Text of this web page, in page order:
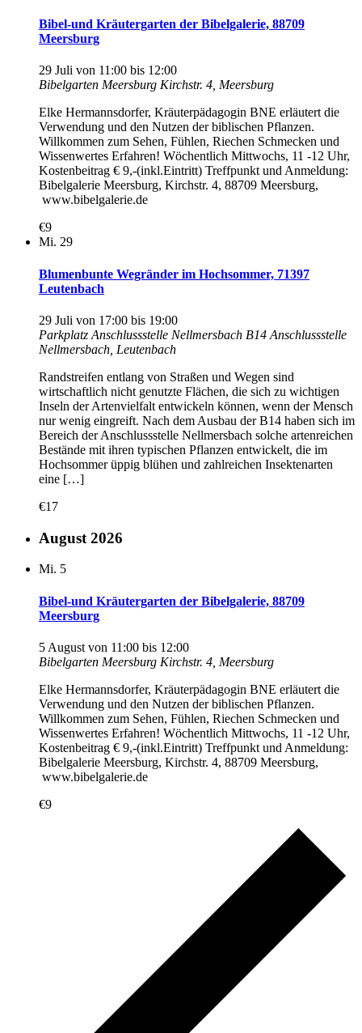
Bibel-und Kräutergarten der Bibelgalerie, 88709
Meersburg
29 Juli von 11:00 bis 12:00
Bibelgarten Meersburg Kirchstr. 4, Meersburg
Elke Hermannsdorfer, Kräuterpädagogin BNE erläutert die
Verwendung und den Nutzen der biblischen Pflanzen.
Willkommen zum Sehen, Fühlen, Riechen Schmecken und
Wissenwertes Erfahren! Wöchentlich Mittwochs, 11 -12 Uhr,
Kostenbeitrag € 9,-(inkl.Eintritt) Treffpunkt und Anmeldung:
Bibelgalerie Meersburg, Kirchstr. 4, 88709 Meersburg,
www.bibelgalerie.de
€9
Mi. 29
Blumenbunte Wegränder im Hochsommer, 71397
Leutenbach
29 Juli von 17:00 bis 19:00
Parkplatz Anschlussstelle Nellmersbach B14 Anschlussstelle
Nellmersbach, Leutenbach
Randstreifen entlang von Straßen und Wegen sind
wirtschaftlich nicht genutzte Flächen, die sich zu wichtigen
Inseln der Artenvielfalt entwickeln können, wenn der Mensch
nur wenig eingreift. Nach dem Ausbau der B14 haben sich im
Bereich der Anschlussstelle Nellmersbach solche artenreichen
Bestände mit ihren typischen Pflanzen entwickelt, die im
Hochsommer üppig blühen und zahlreichen Insektenarten
eine […]
€17
August 2026
Mi. 5
Bibel-und Kräutergarten der Bibelgalerie, 88709
Meersburg
5 August von 11:00 bis 12:00
Bibelgarten Meersburg Kirchstr. 4, Meersburg
Elke Hermannsdorfer, Kräuterpädagogin BNE erläutert die
Verwendung und den Nutzen der biblischen Pflanzen.
Willkommen zum Sehen, Fühlen, Riechen Schmecken und
Wissenwertes Erfahren! Wöchentlich Mittwochs, 11 -12 Uhr,
Kostenbeitrag € 9,-(inkl.Eintritt) Treffpunkt und Anmeldung:
Bibelgalerie Meersburg, Kirchstr. 4, 88709 Meersburg,
www.bibelgalerie.de
€9